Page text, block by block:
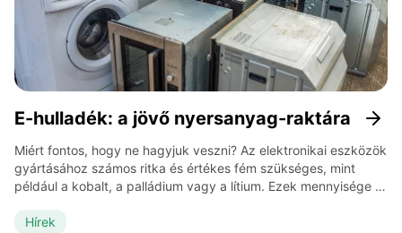
E-hulladék: a jövő nyersanyag-raktára
Miért fontos, hogy ne hagyjuk veszni? Az elektronikai eszközök
gyártásához számos ritka és értékes fém szükséges, mint
például a kobalt, a palládium vagy a lítium. Ezek mennyisége a
környezetterhelőbb. Ha a régi készülékeket egyszerűen
Hírek